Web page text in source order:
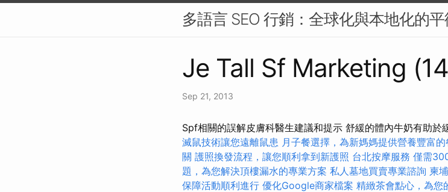
多語言 SEO 行銷：全球化與本地化的
Je Tall Sf Marketing
Sep 21, 2013
Spf相關的誤解皮膚科醫生建議和提示 舒緩的體內牛奶有助於
滅鼠技術讓您遠離鼠患 月子餐選擇，為新媽媽提供營養豐富
關 護照換發流程，讓您順利拿到新護照 台北按摩服務 僅需
題，為您解決頂樓漏水的專業方案 私人墓地買賣專業諮詢 柬
保障活動順利進行 優化Google商家檔案 精緻茶會點心，為您